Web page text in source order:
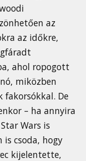
az
az időkre,
ahol ropogott
miközben
fakorsókkal. De
– ha annyira
Wars is
csoda, hogy
kijelentette,